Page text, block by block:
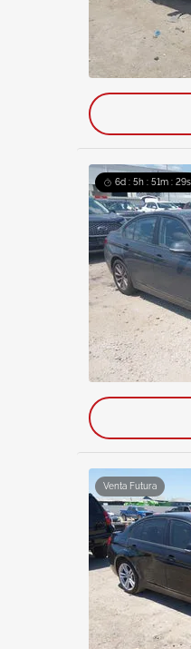
6d : 5h : 51m : 27s
Venta Futura